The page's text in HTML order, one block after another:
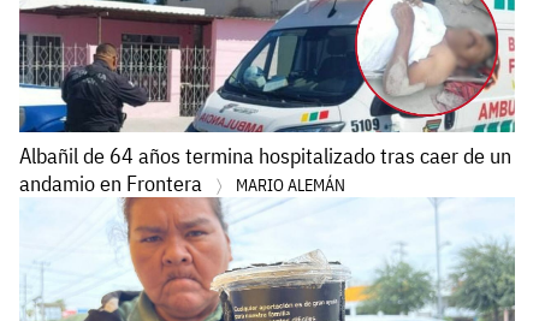
Albañil de 64 años termina hospitalizado tras caer de un
andamio en Frontera
MARIO ALEMÁN